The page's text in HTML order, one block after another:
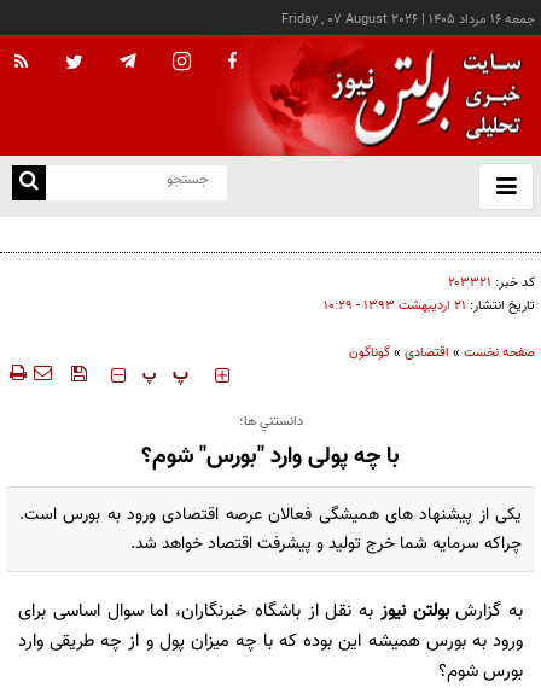
جمعه ۱۶ مرداد ۱۴۰۵ |
Friday , 07 August 2026
باز
و
کد خبر: ۲۰۳۳۲۱
تاریخ انتشار: ۲۱ ارديبهشت ۱۳۹۳ - ۱۰:۲۹
صفحه نخست » اقتصادی »گوناگون
‍‍‍ پ پ
دانستني ها؛
با چه پولی وارد "بورس" شوم؟
یکی از پیشنهاد های همیشگی فعالان عرصه اقتصادی ورود به بورس است.
چراکه سرمایه شما خرج تولید و پیشرفت اقتصاد خواهد شد.
به گزارشبولتن نیوز به نقل از باشگاه خبرنگاران، اما سوال اساسی برای
ورود به بورس همیشه این بوده که با چه میزان پول و از چه طریقی وارد
بورس شوم؟